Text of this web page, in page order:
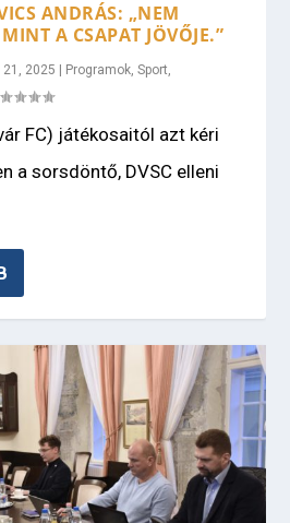
ANDRÁS: „NEM
A CSAPAT JÖVŐJE.”
21, 2025 Programok,Sport,
FC) játékosaitól azt kéri
a sorsdöntő, DVSC elleni